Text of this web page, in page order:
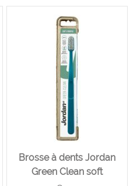
Brosse à dents Jordan
Green Clean soft